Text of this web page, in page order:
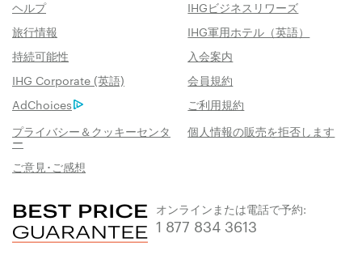
ヘルプ
IHGビジネスリワーズ
旅行情報
IHG軍用ホテル（英語）
持続可能性
入会案内
IHG Corporate (英語)
会員規約
AdChoices
ご利用規約
プライバシー＆クッキーセンタ
ー
個人情報の販売を拒否します
ご意見･ご感想
オンラインまたは電話で予約:
1 877 834 3613